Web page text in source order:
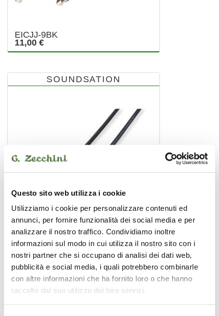
Questo sito web utilizza i cookie
Utilizziamo i cookie per personalizzare contenuti ed
annunci, per fornire funzionalità dei social media e per
analizzare il nostro traffico. Condividiamo inoltre
informazioni sul modo in cui utilizza il nostro sito con i
nostri partner che si occupano di analisi dei dati web,
pubblicità e social media, i quali potrebbero combinarle
con altre informazioni che ha fornito loro o che hanno
raccolto dal suo utilizzo dei loro servizi.
EICJJ-9BK
11,00 €
SOUNDSATION
WM-ICJJ3
12,00 €
SOUNDSATION